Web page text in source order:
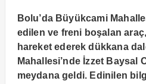
Bolu’da Büyükcami
edilen ve freni boşalan
hareket ederek dükkana
Mahallesi’nde İzzet Baysal
meydana geldi. Edinilen